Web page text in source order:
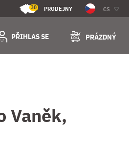
30 PRODEJNY CS
PŘIHLAS SE PRÁZDNÝ
Vaněk,